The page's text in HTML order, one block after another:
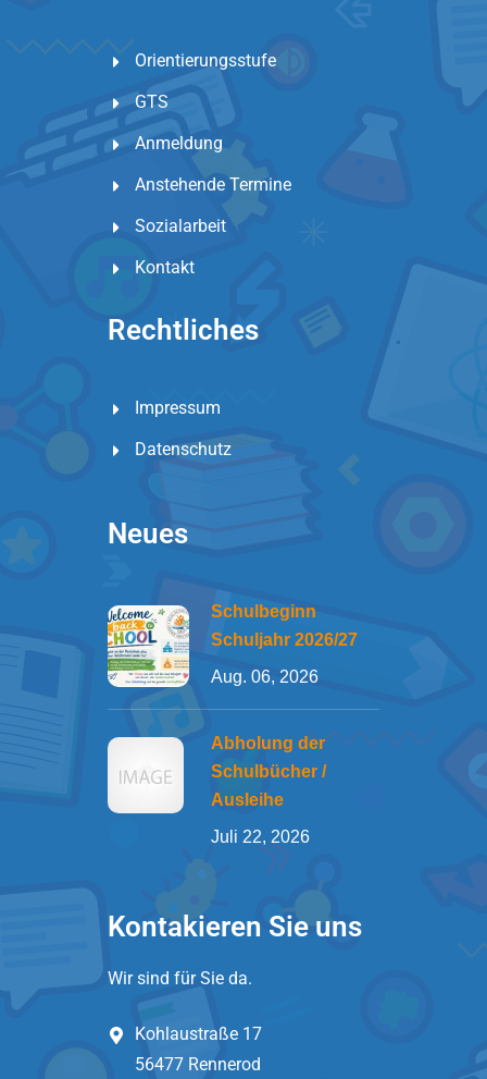
Orientierungsstufe
GTS
Anmeldung
Anstehende Termine
Sozialarbeit
Kontakt
Rechtliches
Impressum
Datenschutz
Neues
Schulbeginn
Schuljahr 2026/27
Aug. 06, 2026
Abholung der
Schulbücher /
Ausleihe
Juli 22, 2026
Kontakieren Sie uns
Wir sind für Sie da.
Kohlaustraße 17
56477 Rennerod